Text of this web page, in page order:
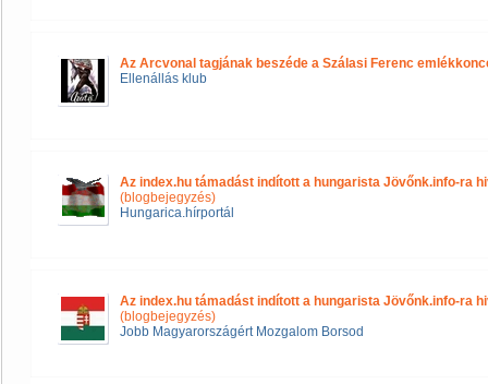
Az Arcvonal tagjának beszéde a Szálasi Ferenc
Ellenállás klub
Az index.hu támadást indított a hungarista Jövőnk.info-ra
(blogbejegyzés)
Hungarica.hírportál
Az index.hu támadást indított a hungarista Jövőnk.info-ra
(blogbejegyzés)
Jobb Magyarországért Mozgalom Borsod